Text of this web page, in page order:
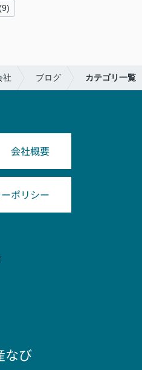
社 ブログ カテゴリ一覧
会社概要
ポリシー
なび